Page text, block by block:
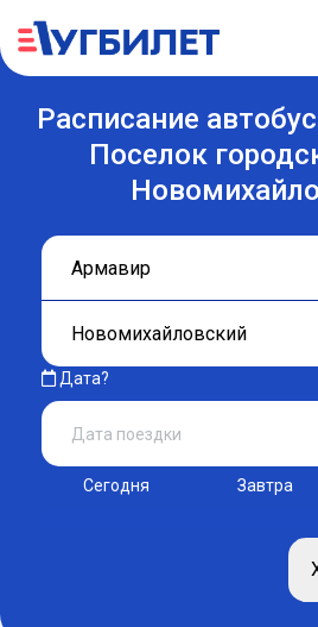
Расписание
Поселок
Дата?
Сегодня Завтра